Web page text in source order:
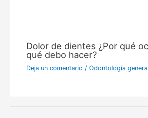
Dolor de dientes ¿Por qué
qué debo hacer?
Deja un comentario /Odontología general